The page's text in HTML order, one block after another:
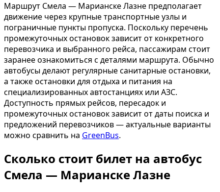
Маршрут Смела — Марианске Лазне предполагает
движение через крупные транспортные узлы и
пограничные пункты пропуска. Поскольку перечень
промежуточных остановок зависит от конкретного
перевозчика и выбранного рейса, пассажирам стоит
заранее ознакомиться с деталями маршрута. Обычно
автобусы делают регулярные санитарные остановки,
а также остановки для отдыха и питания на
специализированных автостанциях или АЗС.
Доступность прямых рейсов, пересадок и
промежуточных остановок зависит от даты поиска и
предложений перевозчиков — актуальные варианты
можно сравнить на GreenBus.
Сколько стоит билет на автобус
Смела — Марианске Лазне